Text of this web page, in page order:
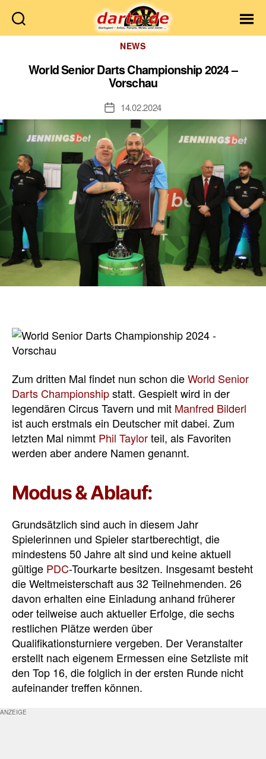
Dartn.de
Kategorien
NEWS
World Senior Darts Championship 2024 –
Vorschau
Veröffentlichungsdatum
14.02.2024
Zum dritten Mal findet nun schon dieWorld Senior
Darts Championshipstatt. Gespielt wird in der
legendären Circus Tavern und mit Manfred Bilderl
ist auch erstmals ein Deutscher mit dabei. Zum
letzten Mal nimmt Phil Taylorteil, als Favoriten
werden aber andere Namen genannt.
Modus & Ablauf:
Grundsätzlich sind auch in diesem Jahr
Spielerinnen und Spieler startberechtigt, die
mindestens 50 Jahre alt sind und keine aktuell
gültige PDC-Tourkarte besitzen. Insgesamt besteht
die Weltmeisterschaft aus 32 Teilnehmenden. 26
davon erhalten eine Einladung anhand früherer
oder teilweise auch aktueller Erfolge, die sechs
restlichen Plätze werden über
Qualifikationsturniere vergeben. Der Veranstalter
erstellt nach eigenem Ermessen eine Setzliste mit
den Top 16, die folglich in der ersten Runde nicht
aufeinander treffen können.